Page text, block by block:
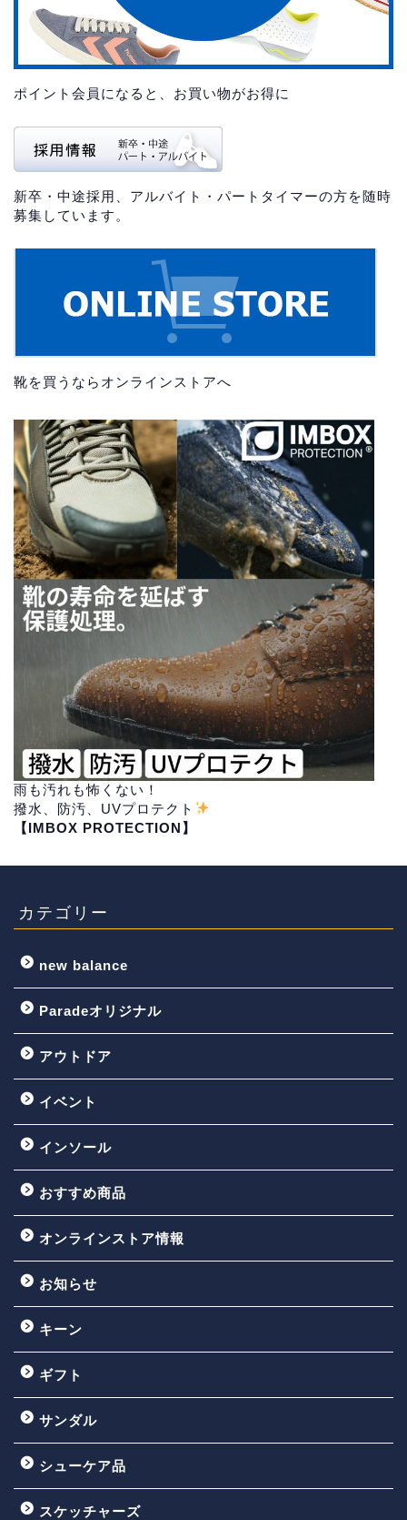
ポイント会員になると、お買い物がお得に
新卒・中途採用、アルバイト・パートタイマーの方を随時
募集しています。
靴を買うならオンラインストアへ
雨も汚れも怖くない！
撥水、防汚、UVプロテクト
【IMBOX PROTECTION】
カテゴリー
new balance
Paradeオリジナル
アウトドア
イベント
インソール
おすすめ商品
オンラインストア情報
お知らせ
キーン
ギフト
サンダル
シューケア品
スケッチャーズ